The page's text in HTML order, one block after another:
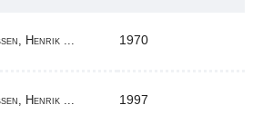
Henrik ... 1970
Henrik ... 1997